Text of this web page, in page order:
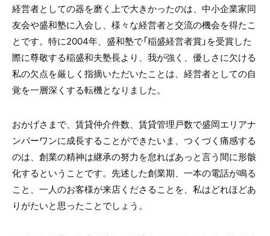
経営者としての器を磨く上で大きかったのは、中小企業家同
友会や盛和塾に入会し、様々な経営者と交流の機会を得たこ
とです。特に2004年、盛和塾で「稲盛経営者賞」を受賞した
際に尊敬する稲盛和夫塾長より、我が強く、優しさに欠ける
私の欠点を厳しく指摘いただいたことは、経営者としての自
覚を一層深くする転機となりました。
おかげさまで、賃貸仲介件数、賃貸管理戸数で盛岡エリアナ
ンバーワンに成長することができたいま、つくづく痛感する
のは、創業の精神は継承の努力を怠ればあっと言う間に形骸
化するということです。先述した創業期、一本の電話が鳴る
こと、一人のお客様が来店くださることを、私はどれほどあ
りがたいと思ったことでしょう。